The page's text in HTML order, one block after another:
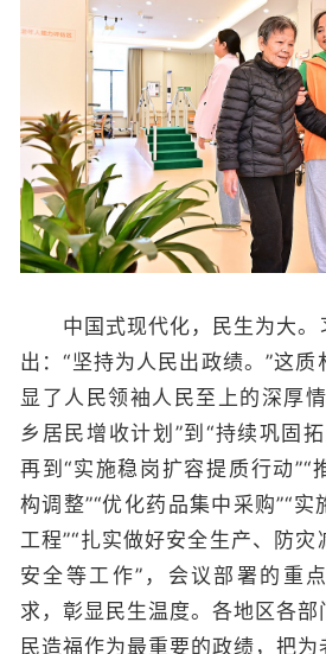
中国式现代化，民生为大。
出：“坚持为人民出政绩。”这
显了人民领袖人民至上的深厚
乡居民增收计划”到“持续巩固
再到“实施稳岗扩容提质行动”“
构调整”“优化药品集中采购”“
工程”“扎实做好安全生产、防
安全等工作”，会议部署的重
求，彰显民生温度。各地区各
民造福作为最重要的政绩，把